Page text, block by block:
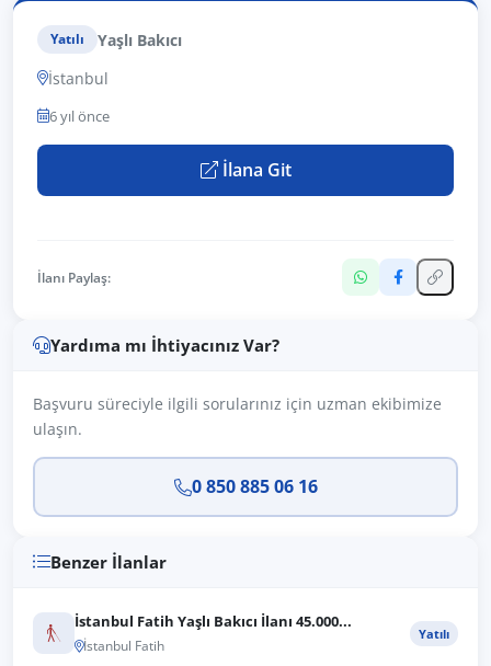
Yatılı
Yaşlı Bakıcı
İstanbul
6 yıl önce
İlana Git
İlanı Paylaş:
Yardıma mı İhtiyacınız Var?
Başvuru süreciyle ilgili sorularınız için uzman ekibimize
ulaşın.
0 850 885 06 16
Benzer İlanlar
İstanbul Fatih Yaşlı Bakıcı İlanı 45.000...
İstanbul Fatih
Yatılı